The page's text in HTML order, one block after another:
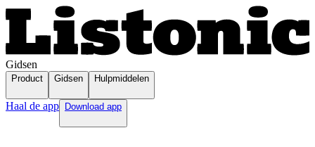
Gidsen
Product Gidsen Hulpmiddelen
Haal de app Download app